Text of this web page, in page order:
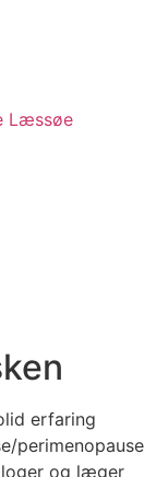
Læssøe
erfaring
perimenopause
og læger